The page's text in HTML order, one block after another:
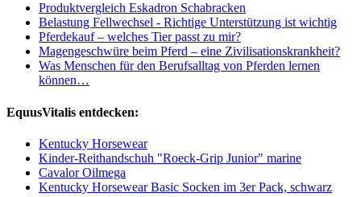
Produktvergleich Eskadron Schabracken
Belastung Fellwechsel - Richtige Unterstützung ist wichtig
Pferdekauf – welches Tier passt zu mir?
Magengeschwüre beim Pferd – eine Zivilisationskrankheit?
Was Menschen für den Berufsalltag von Pferden lernen
können…
EquusVitalis entdecken:
Kentucky Horsewear
Kinder-Reithandschuh "Roeck-Grip Junior" marine
Cavalor Oilmega
Kentucky Horsewear Basic Socken im 3er Pack, schwarz